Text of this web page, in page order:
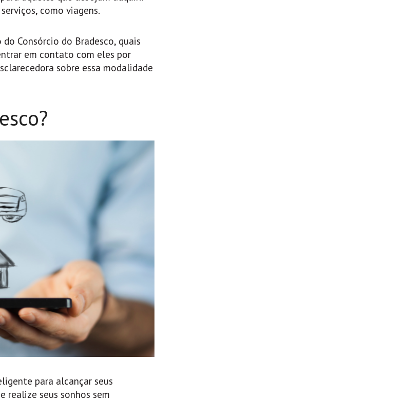
como viagens.
Consórcio do Bradesco, quais
em contato com eles por
sobre essa modalidade
para alcançar seus
realize seus sonhos sem